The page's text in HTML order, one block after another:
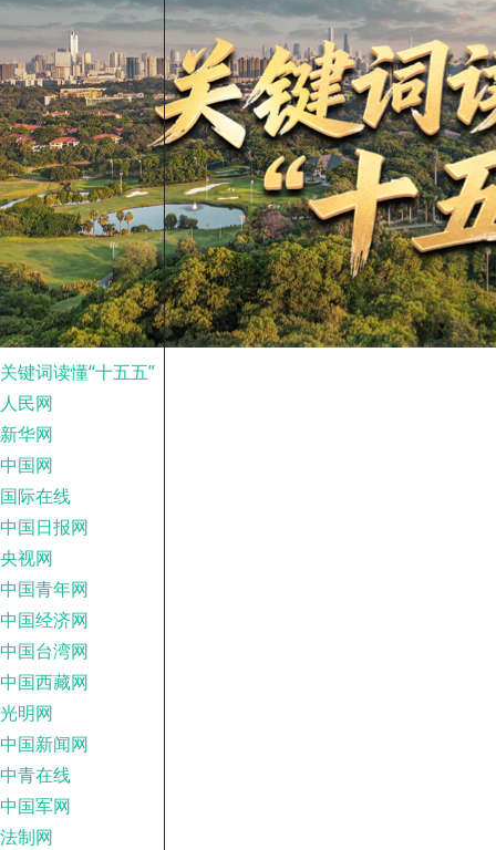
关键词读懂“十五五”
人民网
新华网
中国网
国际在线
中国日报网
央视网
中国青年网
中国经济网
中国台湾网
中国西藏网
光明网
中国新闻网
中青在线
中国军网
法制网